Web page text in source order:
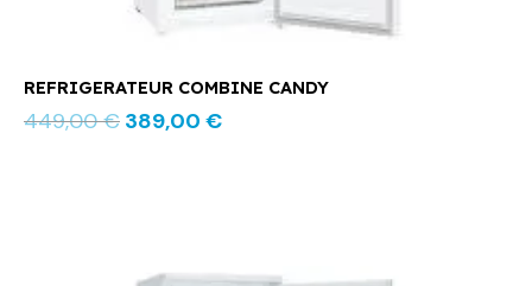
REFRIGERATEUR COMBINE CANDY
449,00€ 389,00 €